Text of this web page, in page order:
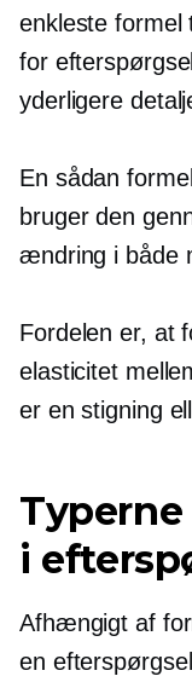
enkleste formel
for
yderligere
En sådan
bruger den
ændring i både
Fordelen er, at
elasticitet
er en stigning
i
Afhængigt af
en